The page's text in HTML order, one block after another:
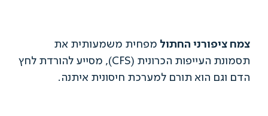
החתולמפחית משמעותית את
תסמונת העייפות הכרונית (CFS), מסייע להורדת לחץ
הוא תורם למערכת חיסונית איתנה.